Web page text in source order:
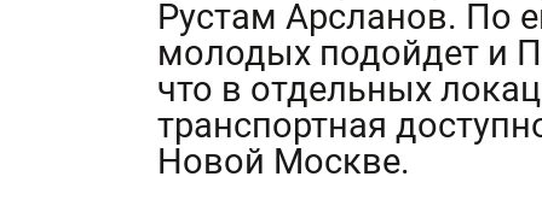
Рустам Арсланов. По
молодых подойдет и
что в отдельных
транспортная
Новой Москве.